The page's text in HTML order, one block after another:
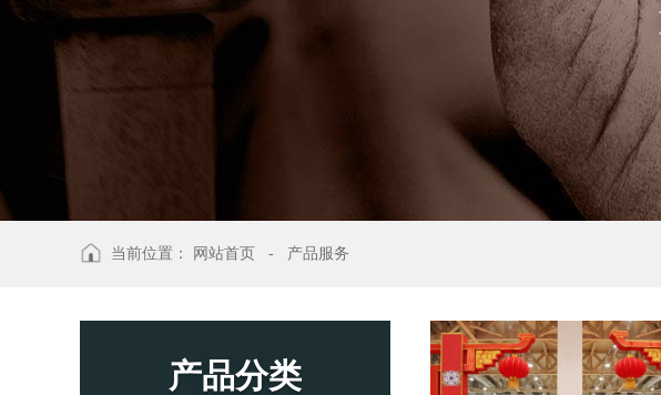
当前位置： 网站首页 - 产品服务
产品分类